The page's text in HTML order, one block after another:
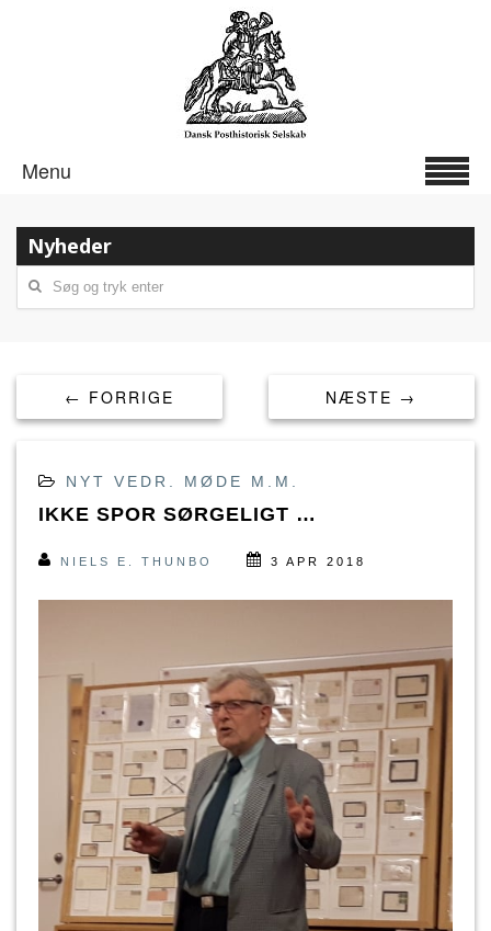
Menu
Nyheder
← FORRIGE NÆSTE →
NYT VEDR. MØDE M.M.
IKKE SPOR SØRGELIGT …
NIELS E. THUNBO 3 APR 2018